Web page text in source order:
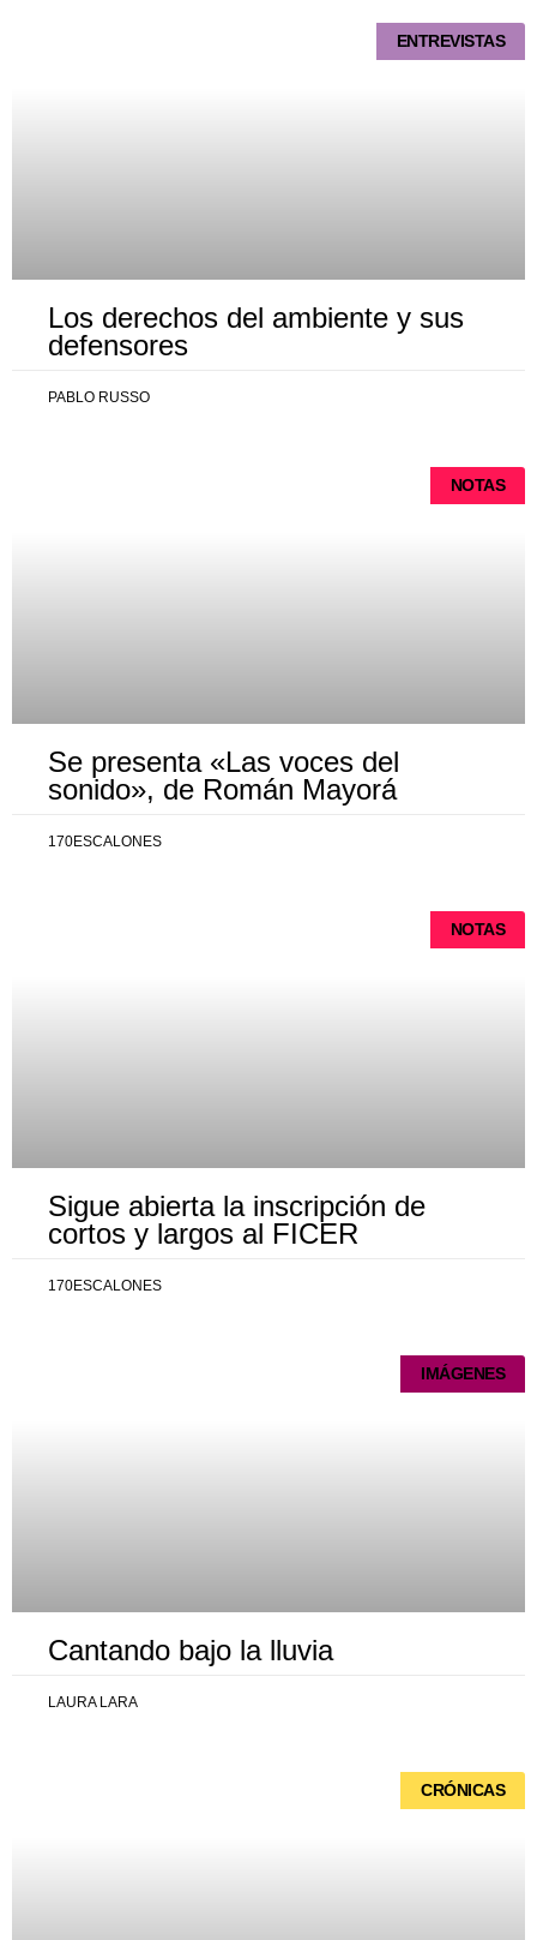
ENTREVISTAS
Los derechos del ambiente y sus
defensores
PABLO RUSSO
NOTAS
Se presenta «Las voces del
sonido», de Román Mayorá
170ESCALONES
NOTAS
Sigue abierta la inscripción de
cortos y largos al FICER
170ESCALONES
IMÁGENES
Cantando bajo la lluvia
LAURA LARA
CRÓNICAS